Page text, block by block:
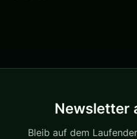
Newsletter
Bleib auf dem